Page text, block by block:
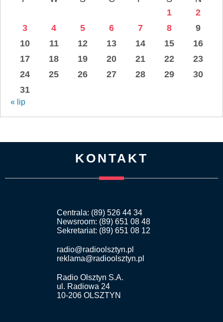
1
2
3
4 5 6 7 8
9
10
11 12 13 14 15
16
17
18 19 20 21 22
23
24
25 26 27 28 29
30
31
« lip
KONTAKT
Centrala: (89) 526 44 34
Newsroom: (89) 651 08 48
Sekretariat: (89) 651 08 12
radio@radioolsztyn.pl
reklama@radioolsztyn.pl
Radio Olsztyn S.A.
ul. Radiowa 24
10-206 OLSZTYN